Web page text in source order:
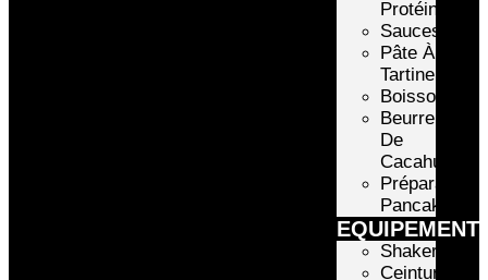
Protéinée
Sauces
Pâte À
Tartiner
Boissons
Beurre
De
Cacahuète
Préparation
Pancake
Shakers
Ceintures